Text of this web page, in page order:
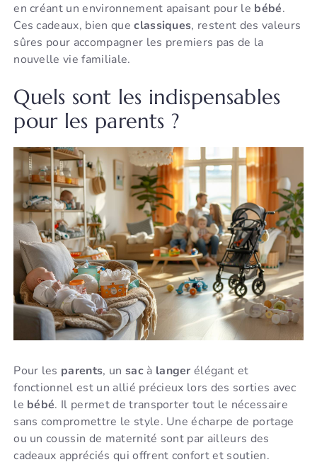
en créant un environnement apaisant pour le bébé.
Ces cadeaux, bien queclassiques, restent des valeurs
sûres pour accompagner les premiers pas de la
nouvelle vie familiale.
Quels sont les indispensables
pour les parents ?
Pour les parents, un sacà langer élégant et
fonctionnel est un allié précieux lors des sorties avec
le bébé. Il permet de transporter tout le nécessaire
sans compromettre le style. Une écharpe de portage
ou un coussin de maternité sont par ailleurs des
cadeaux appréciés qui offrent confort et soutien.